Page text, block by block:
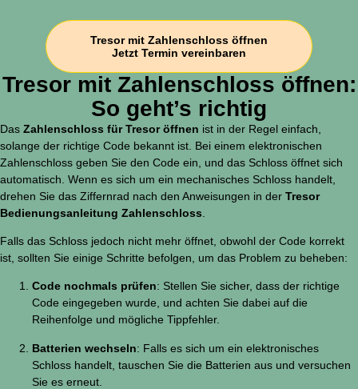
Tresor mit Zahlenschloss öffnen
Jetzt Termin vereinbaren
Tresor mit Zahlenschloss öffnen:
So geht’s richtig
Das Zahlenschloss für Tresor öffnen ist in der Regel einfach,
solange der richtige Code bekannt ist. Bei einem elektronischen
Zahlenschloss geben Sie den Code ein, und das Schloss öffnet sich
automatisch. Wenn es sich um ein mechanisches Schloss handelt,
drehen Sie das Ziffernrad nach den Anweisungen in der Tresor
Bedienungsanleitung Zahlenschloss
Falls das Schloss jedoch nicht mehr öffnet, obwohl der Code korrekt
ist, sollten Sie einige Schritte befolgen, um das Problem zu beheben:
Code nochmals prüfen: Stellen Sie sicher, dass der richtige
Code eingegeben wurde, und achten Sie dabei auf die
Reihenfolge und mögliche Tippfehler.
Batterien wechseln: Falls es sich um ein elektronisches
Schloss handelt, tauschen Sie die Batterien aus und versuchen
Sie es erneut.